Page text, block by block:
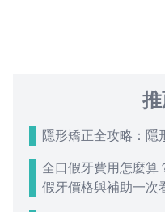
隱形矯正全攻略：隱
全口假牙費用怎麼算
假牙價格與補助一次